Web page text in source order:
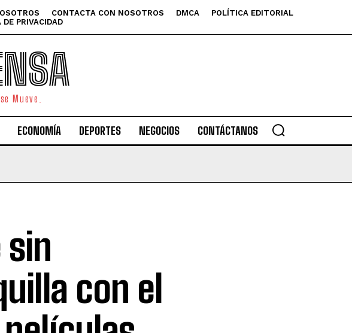
CONTACTA CON NOSOTROS DMCA
POLÍTICA EDITORIAL
DE PRIVACIDAD
Mueve.
ECONOMÍA DEPORTES NEGOCIOS CONTÁCTANOS
con el